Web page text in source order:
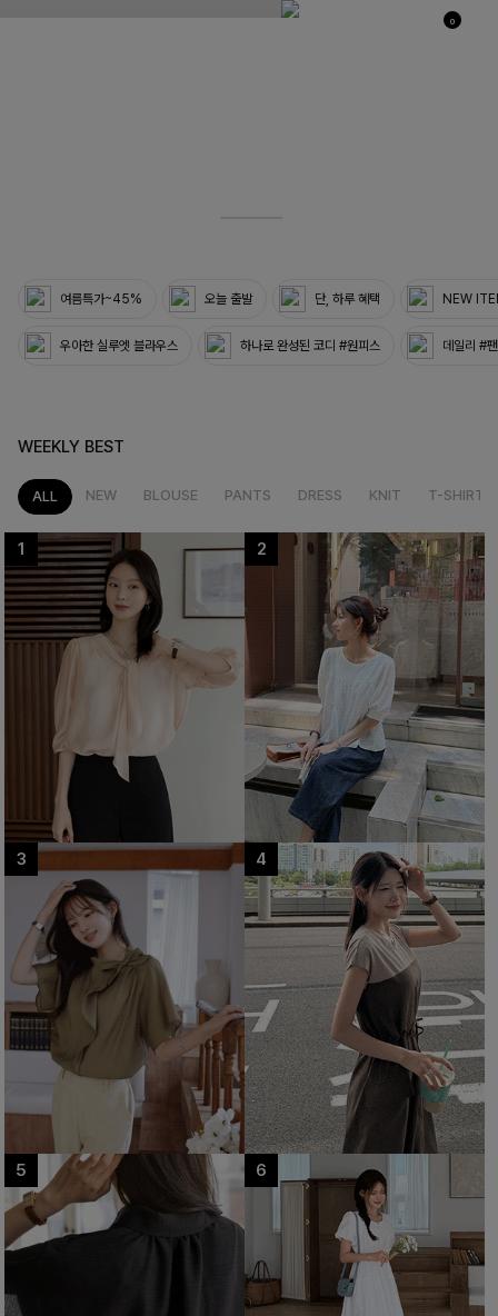
0
여름특가~45% 오늘 출발 단, 하루 혜택 NEW
우아한 실루엣 블라우스 하나로 완성된 코디 #원피스 데일리 #
WEEKLY BEST
ALL NEW BLOUSE PANTS DRESS KNIT T-SHIRT